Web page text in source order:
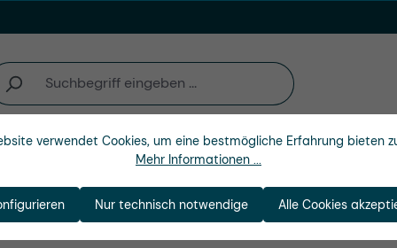
Unternehmen
verwendet Cookies, um eine bestmögliche Erfahrung bieten
Mehr Informationen ...
Nur technisch notwendige Alle Cookies